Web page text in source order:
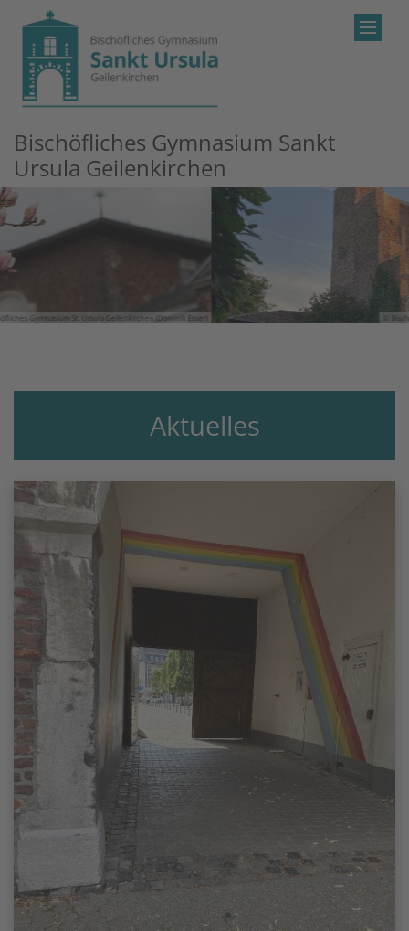
Zum Inhalt springen
Bischöfliches Gymnasium Sankt
Ursula Geilenkirchen
© Bischöfliches Gymnasium St. Ursula Geilenkirchen (Dominik Esser)
Aktuelles